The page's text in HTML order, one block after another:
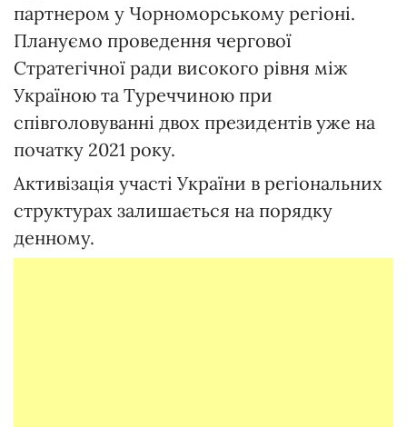
партнером у Чорноморському регіоні.
Плануємо проведення чергової
Стратегічної ради високого рівня між
Україною та Туреччиною при
співголовуванні двох президентів уже на
початку 2021 року.
Активізація участі України в регіональних
структурах залишається на порядку
денному.